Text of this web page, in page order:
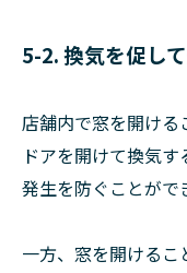
5-2. 換気を促し
店舗内で窓を開け
ドアを開けて換気
発生を防ぐことがで
一方、窓を開けるこ